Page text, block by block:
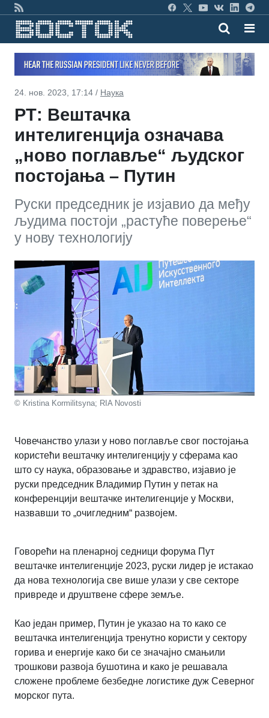
24. нов. 2023, 17:14 / Наука
РТ: Вештачка
интелигенција означава
„ново поглавље“ људског
постојања – Путин
Руски председник је изјавио да међу
људима постоји „растуће поверење“
у нову технологију
© Kristina Kormilitsyna; RIA Novosti
Човечанство улази у ново поглавље свог постојања
користећи вештачку интелигенцију у сферама као
што су наука, образовање и здравство, изјавио је
руски председник Владимир Путин у петак на
конференцији вештачке интелигенције у Москви,
назвавши то „очигледним“ развојем.
Говорећи на пленарној седници форума Пут
вештачке интелигенције 2023, руски лидер је истакао
да нова технологија све више улази у све секторе
привреде и друштвене сфере земље.
Као један пример, Путин је указао на то како се
вештачка интелигенција тренутно користи у сектору
горива и енергије како би се значајно смањили
трошкови развоја бушотина и како је решавала
сложене проблеме безбедне логистике дуж Северног
морског пута.